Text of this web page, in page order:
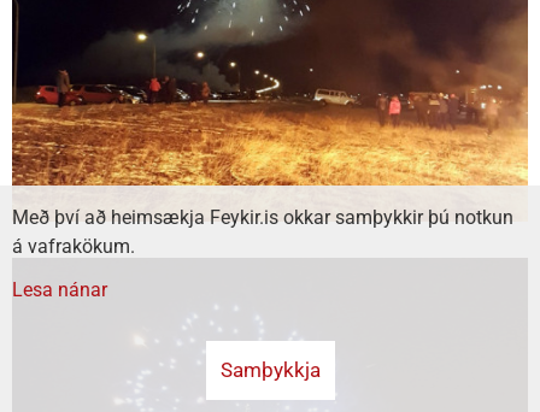
Með því að heimsækja Feykir.is okkar samþykkir þú notkun
á vafrakökum.
Lesa nánar
Samþykkja